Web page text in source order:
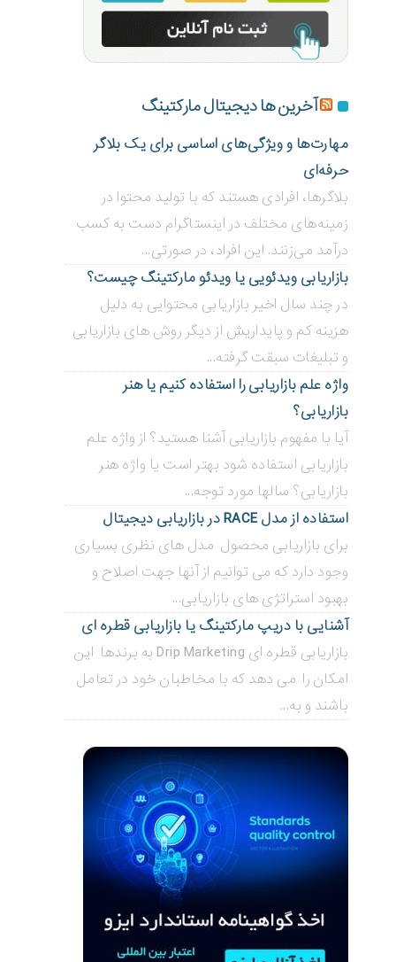
آخرین ها دیجیتال مارکتینگ
مهارت‌ها و ویژگی‌های اساسی برای یک بلاگر
حرفه‌ای
بلاگر‌ها، افرادی هستند که با تولید محتوا در
زمینه‌های مختلف در اینستاگرام دست به کسب
درآمد می‌زنند. این افراد، در صورتی...
بازاریابی ویدئویی ‌یا ویدئو مارکتینگ چیست؟
در چند سال اخیر بازاریابی محتوایی به دلیل
هزینه کم و پایداریش از دیگر روش های بازاریابی
و تبلیغات سبقت گرفته...
واژه علم بازاریابی را استفاده کنیم یا هنر
بازاریابی؟
آیا با مفهوم بازاریابی آشنا هستید؟ از واژه علم
بازاریابی استفاده شود بهتر است یا واژه هنر
بازاریابی؟ سالها مورد توجه...
استفاده از مدل RACE در بازاریابی دیجیتال
برای بازاریابی محصول مدل های نظری بسیاری
وجود دارد که می توانیم از آنها جهت اصلاح و
بهبود استراتژی های بازاریابی...
آشنایی با دریپ مارکتینگ یا بازاریابی قطره ای
بازاریابی قطره ای Drip Marketing به برندها این
امکان را می دهد که با مخاطبان خود در تعامل
باشند و به...